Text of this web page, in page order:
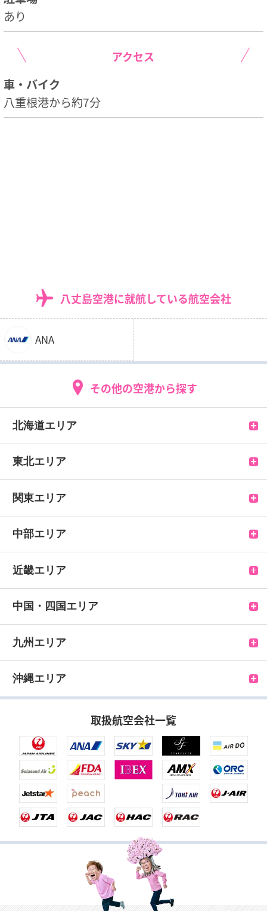
あり
アクセス
車・バイク
八重根港から約7分
八丈島空港に就航している航空会社
ANA
その他の空港から探す
北海道エリア
新千歳空港
函館空港
帯広空港
旭川空港
釧路空港
中標津空港
紋別空港
利尻空港
稚内空港
丘珠空港
東北エリア
青森空港
大館能代空港
花巻空港
三沢空港
秋田空港
庄内空港
仙台空港
福島空港
関東エリア
羽田空港
成田空港
八丈島空港
茨城空港
中部エリア
富山空港
小松空港
能登空港
新潟空港
静岡空港
中部国際空港
小牧空港
近畿エリア
伊丹空港
関西空港
南紀白浜空港
神戸空港
中国・四国エリア
鳥取空港
米子空港
隠岐空港
石見空港
岡山空港
九州エリア
福岡空港
長崎空港
壱岐空港
対馬空港
沖縄エリア
久米島空港
北大東空港
南大東空港
取扱航空会社一覧